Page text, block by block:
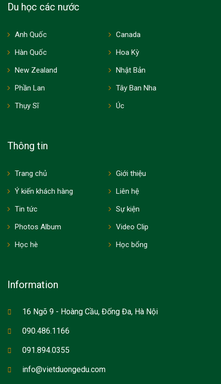
Du học các nước
Anh Quốc
Canada
Hàn Quốc
Hoa Kỳ
New Zealand
Nhật Bản
Phần Lan
Tây Ban Nha
Thụy Sĩ
Úc
Thông tin
Trang chủ
Giới thiệu
Ý kiến khách hàng
Liên hệ
Tin tức
Sự kiện
Photos Album
Video Clip
Học hè
Học bổng
Information
16 Ngõ 9 - Hoàng Cầu, Đống Đa, Hà Nội
090.486.1166
091.894.0355
info@vietduongedu.com